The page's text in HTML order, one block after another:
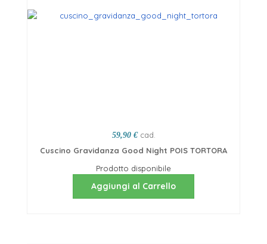
59,90 € cad.
Cuscino Gravidanza Good Night POIS TORTORA
Prodotto disponibile
Aggiungi al Carrello